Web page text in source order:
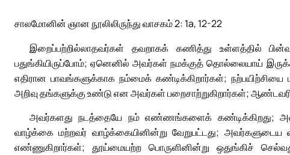
சாலமோனின் ஞான நூலிலிருந்து வாசகம் 2: 1a, 12-22
இறைப்பற்றில்லாதவர்கள் தவறாகக் கணித்து உள்ளத்தில்
பதுங்கியிருப்போம்; ஏனெனில் அவர்கள் நமக்குத் தொல்லையாய்
எதிரான பாவங்களுக்காக நம்மைக் கண்டிக்கிறார்கள்; நற்பயிற்சியை
அறிவு தங்களுக்கு உண்டு என அவர்கள் பறைசாற்றுகிறார்கள்;
அவர்களது நடத்தையே நம் எண்ணங்களைக் கண்டிக்கிறது;
வாழ்க்கை மற்றவர் வாழ்க்கையினின்று வேறுபட்டது;
எண்ணுகிறார்கள்; தூய்மையற்ற பொருளினின்று ஒதுங்கிச்